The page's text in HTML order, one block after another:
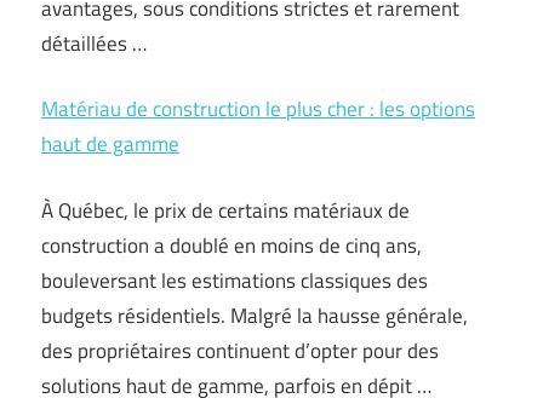
avantages, sous conditions strictes et rarement
détaillées …
Matériau de construction le plus cher : les options
haut de gamme
À Québec, le prix de certains matériaux de
construction a doublé en moins de cinq ans,
bouleversant les estimations classiques des
budgets résidentiels. Malgré la hausse générale,
des propriétaires continuent d’opter pour des
solutions haut de gamme, parfois en dépit …